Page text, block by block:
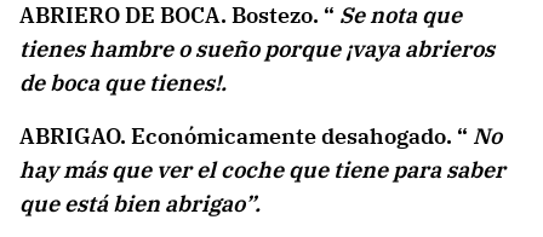
ABRIERO DE BOCA. Bostezo. “ Se nota que
tienes hambre o sueño porque ¡vaya abrieros
de boca que tienes!.
ABRIGAO. Económicamente desahogado. “ No
hay más que ver el coche que tiene para saber
que está bien abrigao”.